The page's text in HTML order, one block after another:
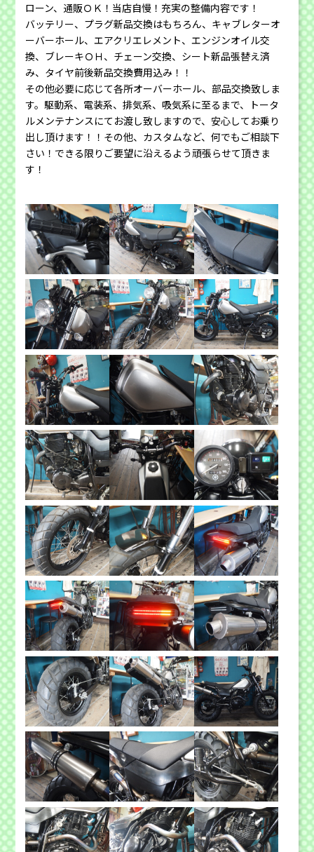
ローン、通販ＯＫ！当店自慢！充実の整備内容です！
バッテリー、プラグ新品交換はもちろん、キャブレターオ
ーバーホール、エアクリエレメント、エンジンオイル交
換、ブレーキＯＨ、チェーン交換、シート新品張替え済
み、タイヤ前後新品交換費用込み！！
その他必要に応じて各所オーバーホール、部品交換致しま
す。駆動系、電装系、排気系、吸気系に至るまで、トータ
ルメンテナンスにてお渡し致しますので、安心してお乗り
出し頂けます！！その他、カスタムなど、何でもご相談下
さい！できる限りご要望に沿えるよう頑張らせて頂きま
す！